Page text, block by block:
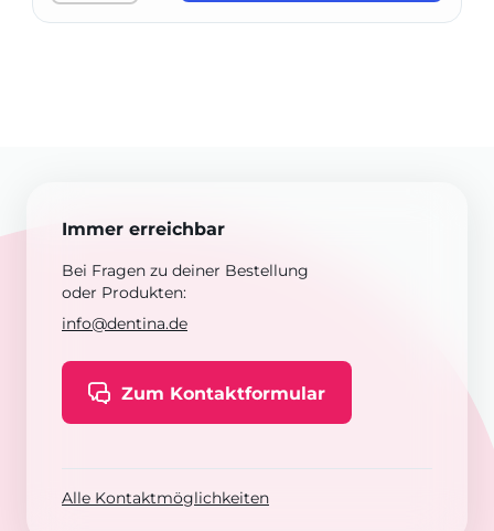
Immer erreichbar
Bei Fragen zu deiner Bestellung
oder Produkten:
info@dentina.de
Zum Kontaktformular
Alle Kontaktmöglichkeiten